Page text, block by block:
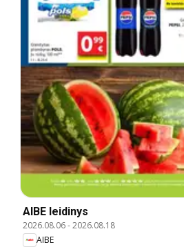
AIBE leidinys
2026.08.06-2026.08.18
AIBE